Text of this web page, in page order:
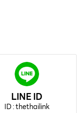
LINE ID
ID : thethailink